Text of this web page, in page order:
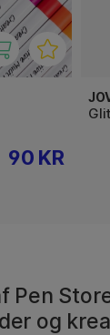
90 KR
Pen
og